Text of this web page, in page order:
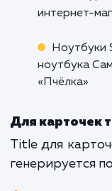
интернет-